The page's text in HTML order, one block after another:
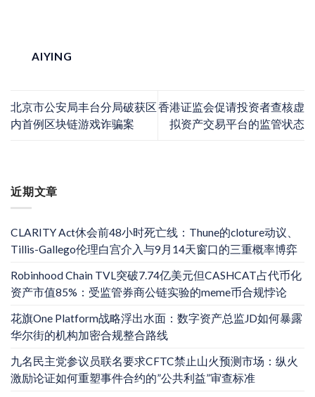
近期文章
CLARITY Act休会前48小时死亡线：Thune的cloture动议、
Tillis-Gallego伦理白宫介入与9月14天窗口的三重概率博弈
Robinhood Chain TVL突破7.74亿美元但CASHCAT占代币化
资产市值85%：受监管券商公链实验的meme币合规悖论
花旗One Platform战略浮出水面：数字资产总监JD如何暴露
华尔街的机构加密合规整合路线
九名民主党参议员联名要求CFTC禁止山火预测市场：纵火
激励论证如何重塑事件合约的”公共利益”审查标准
AIYING
北京市公安局丰台分局破获区
内首例区块链游戏诈骗案
香港证监会促请投资者查核虚
拟资产交易平台的监管状态